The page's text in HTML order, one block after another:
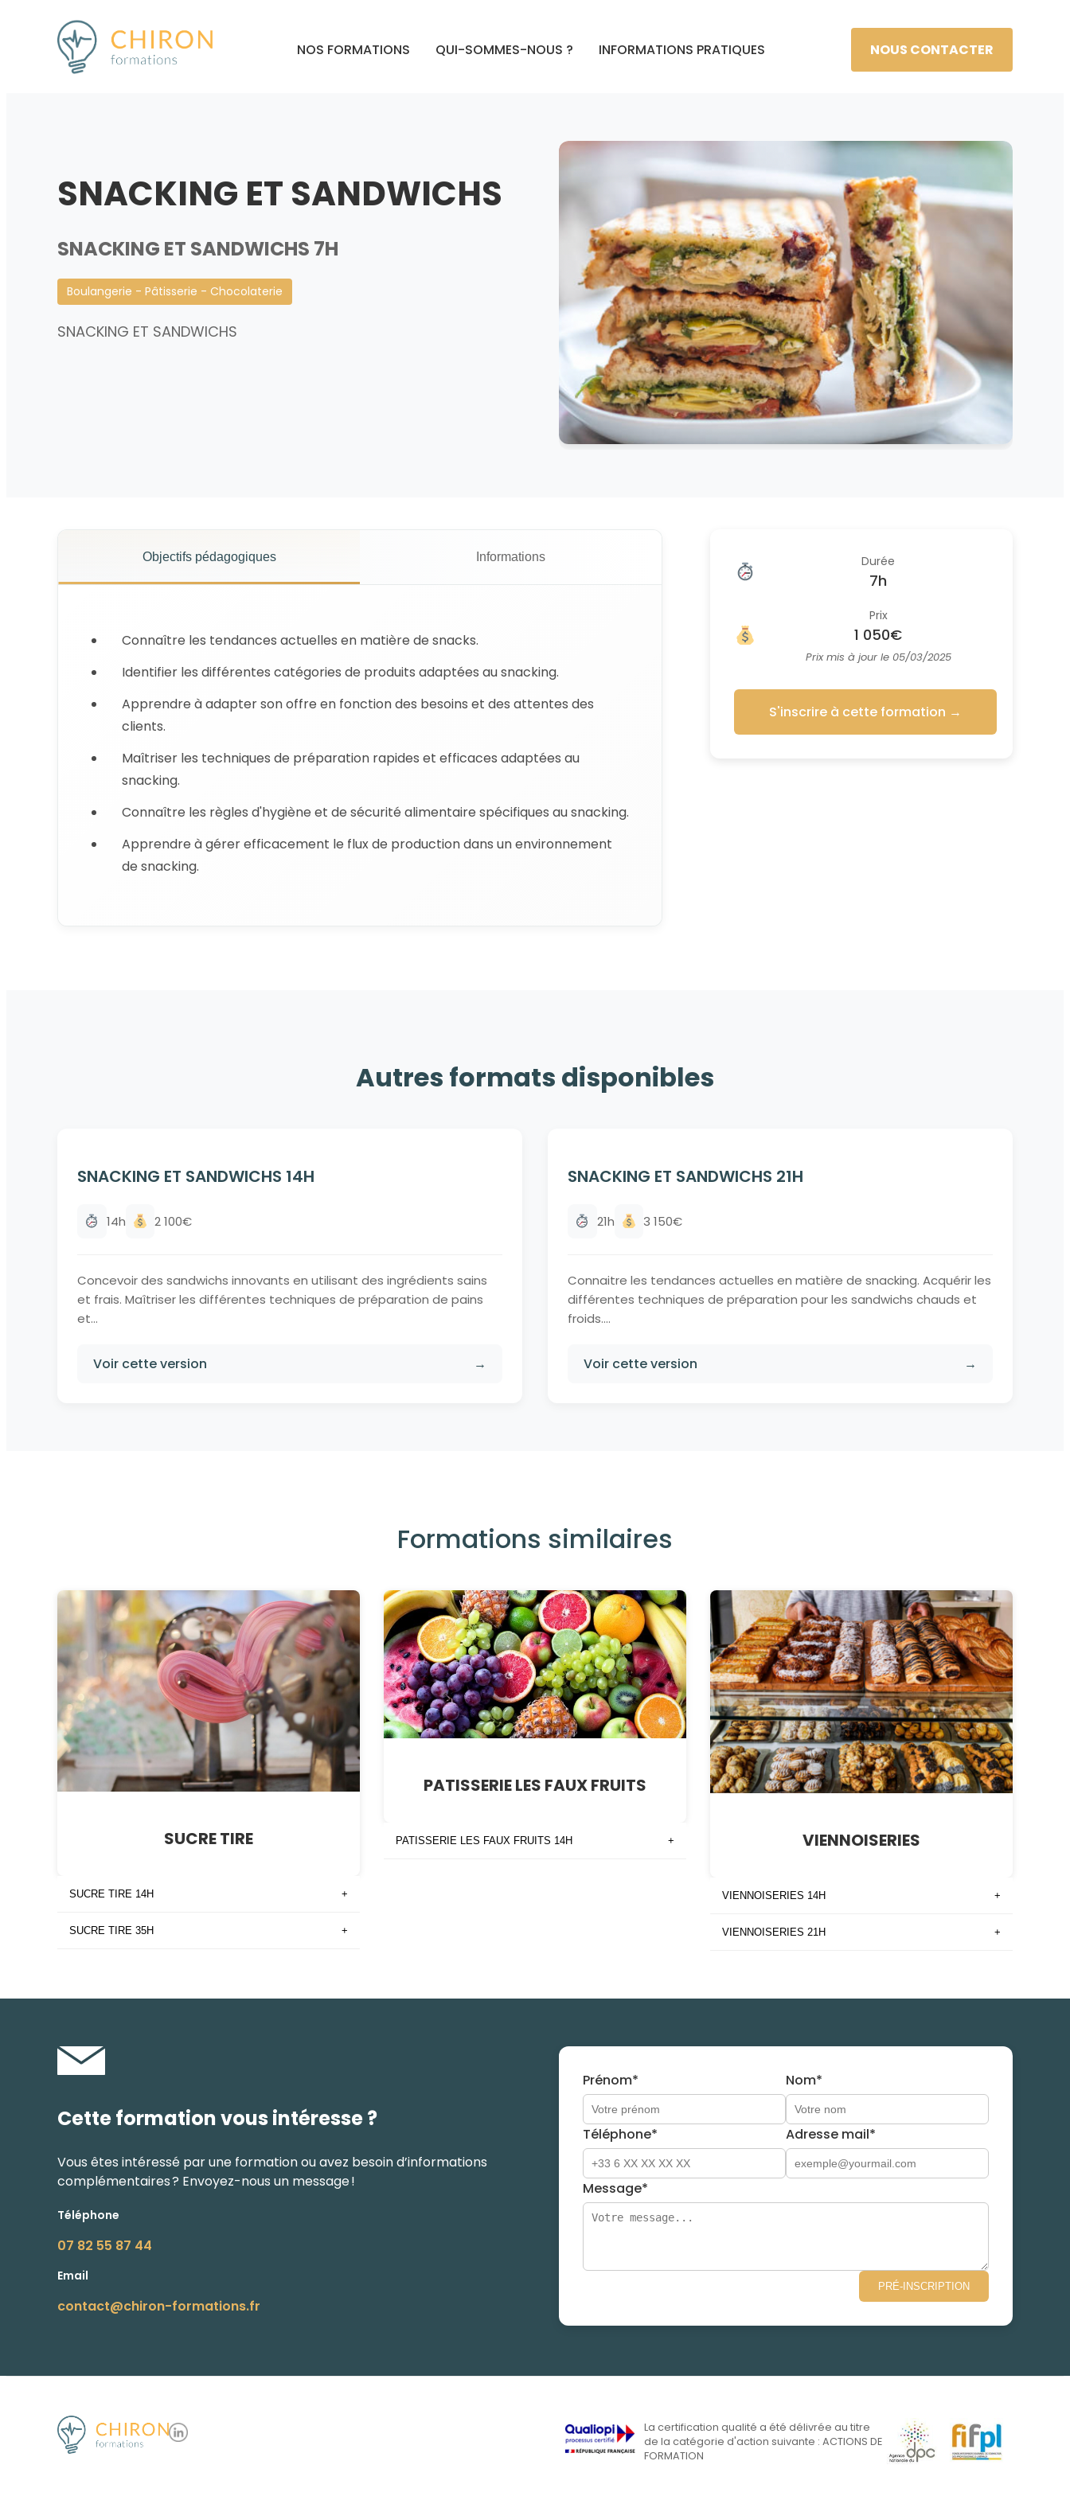
NOS FORMATIONS QUI-SOMMES-NOUS ? INFORMATIONS PRATIQUES NOUS CONTACTER
SNACKING ET SANDWICHS
SNACKING ET SANDWICHS 7H
Boulangerie - Pâtisserie - Chocolaterie
SNACKING ET SANDWICHS
Objectifs pédagogiques Informations
Connaître les tendances actuelles en matière de snacks.
Identifier les différentes catégories de produits adaptées au snacking.
Apprendre à adapter son offre en fonction des besoins et des attentes des
clients.
Maîtriser les techniques de préparation rapides et efficaces adaptées au
snacking.
Connaître les règles d'hygiène et de sécurité alimentaire spécifiques au snacking.
Apprendre à gérer efficacement le flux de production dans un environnement
de snacking.
Durée
7h
Prix
1 050€
Prix mis à jour le 05/03/2025
S'inscrire à cette formation →
Autres formats disponibles
SNACKING ET SANDWICHS 14H
14h 2 100€
Concevoir des sandwichs innovants en utilisant des ingrédients sains
et frais. Maîtriser les différentes techniques de préparation de pains
et...
Voir cette version →
SNACKING ET SANDWICHS 21H
21h 3 150€
Connaitre les tendances actuelles en matière de snacking. Acquérir les
différentes techniques de préparation pour les sandwichs chauds et
froids....
Voir cette version →
Formations similaires
SUCRE TIRE
SUCRE TIRE 14H +
SUCRE TIRE 35H +
PATISSERIE LES FAUX FRUITS
PATISSERIE LES FAUX FRUITS 14H + VIENNOISERIES
VIENNOISERIES 14H +
VIENNOISERIES 21H +
Cette formation vous intéresse ?
Vous êtes intéressé par une formation ou avez besoin d’informations
complémentaires ? Envoyez-nous un message !
Téléphone
07 82 55 87 44
Email
contact@chiron-formations.fr
Prénom* Nom*
Téléphone* Adresse mail*
Message*
PRÉ-INSCRIPTION
La certification qualité a été délivrée au titre
de la catégorie d'action suivante : ACTIONS DE
FORMATION